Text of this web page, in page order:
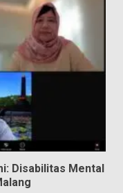
Disabilitas Mental